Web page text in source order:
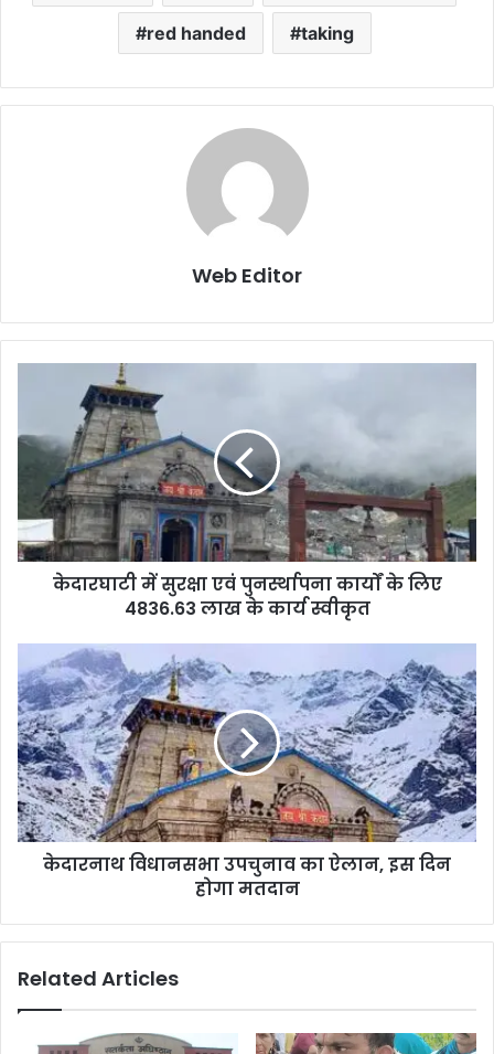
red handed taking
Web Editor
केदारघाटी में सुरक्षा एवं पुनर्स्थापना कार्यों के लिए
4836.63 लाख के कार्य स्वीकृत
केदारनाथ विधानसभा उपचुनाव का ऐलान, इस दिन
होगा मतदान
Related Articles